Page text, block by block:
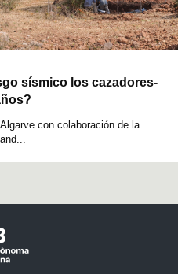
sísmico los cazadores-
con colaboración de la